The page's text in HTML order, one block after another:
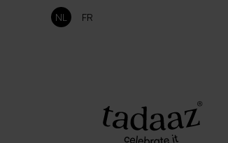
NL FR